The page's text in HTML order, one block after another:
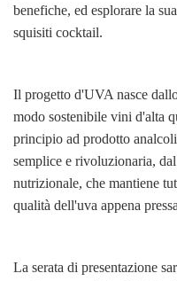
benefiche, ed esplorare la
squisiti cocktail.
Il progetto d'UVA nasce
modo sostenibile vini d'alta
principio ad prodotto
semplice e rivoluzionaria,
nutrizionale, che mantiene
qualità dell'uva appena
La serata di presentazione